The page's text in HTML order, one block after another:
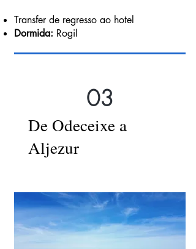
Transfer de regresso ao hotel
Dormida: Rogil
03
De Odeceixe a
Aljezur